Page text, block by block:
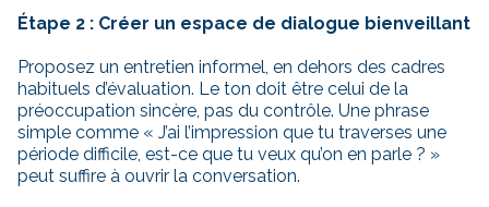
Étape 2 : Créer un espace de dialogue bienveillant
Proposez un entretien informel, en dehors des cadres
habituels d’évaluation. Le ton doit être celui de la
préoccupation sincère, pas du contrôle. Une phrase
simple comme « J’ai l’impression que tu traverses une
période difficile, est-ce que tu veux qu’on en parle ? »
peut suffire à ouvrir la conversation.